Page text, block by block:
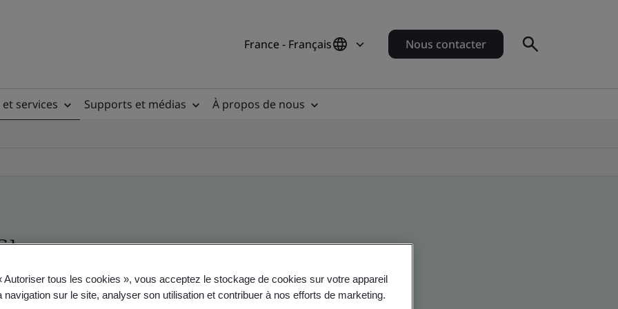
France - Français Nous contacter
services Supports et médias
À propos de nous
- Validation and Verification
Autoriser tous les cookies », vous acceptez le stockage de cookies sur votre appareil
navigation sur le site, analyser son utilisation et contribuer à nos efforts de marketing.